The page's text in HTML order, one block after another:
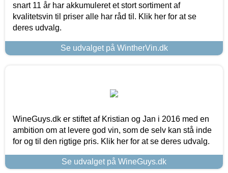
snart 11 år har akkumuleret et stort sortiment af
kvalitetsvin til priser alle har råd til. Klik her for at se
deres udvalg.
Se udvalget på WintherVin.dk
WineGuys.dk er stiftet af Kristian og Jan i 2016 med en
ambition om at levere god vin, som de selv kan stå inde
for og til den rigtige pris. Klik her for at se deres udvalg.
Se udvalget på WineGuys.dk